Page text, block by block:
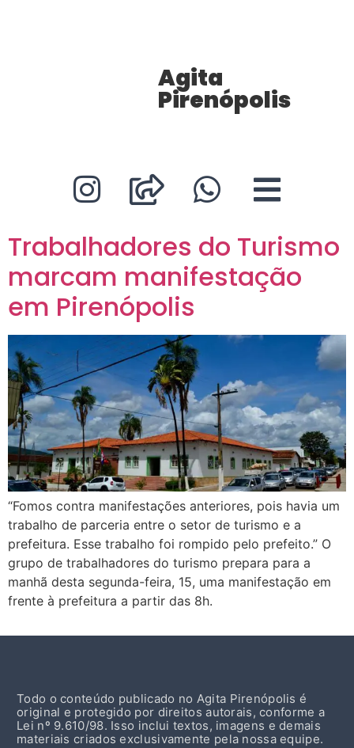
Agita
Pirenópolis
Trabalhadores do Turismo
marcam manifestação
em Pirenópolis
“Fomos contra manifestações anteriores, pois havia um
trabalho de parceria entre o setor de turismo e a
prefeitura. Esse trabalho foi rompido pelo prefeito.” O
grupo de trabalhadores do turismo prepara para a
manhã desta segunda-feira, 15, uma manifestação em
frente à prefeitura a partir das 8h.
Todo o conteúdo publicado no Agita Pirenópolis é
original e protegido por direitos autorais, conforme a
Lei nº 9.610/98. Isso inclui textos, imagens e demais
materiais criados exclusivamente pela nossa equipe.